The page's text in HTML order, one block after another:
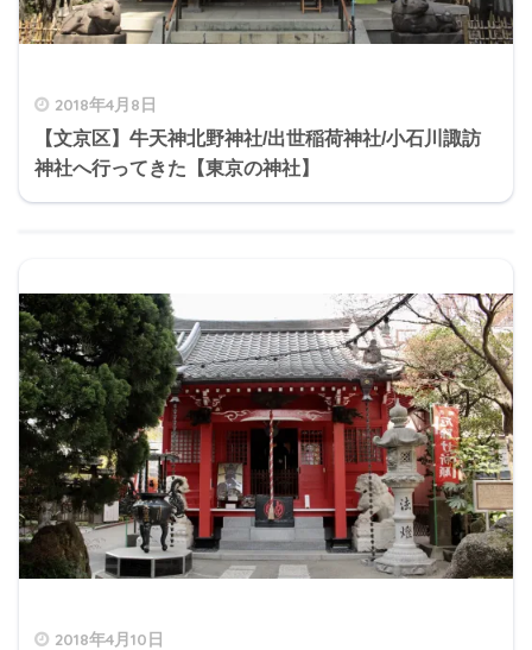
2018年4月8日
【文京区】牛天神北野神社/出世稲荷神社/小石川諏訪
神社へ行ってきた【東京の神社】
2018年4月10日